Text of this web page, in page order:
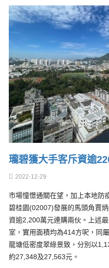
瓏碧獲大手客斥資逾
2022-12-29
市場憧憬通關在望，加上本地防
碧桂園(02007)發展的馬頭角賈
資逾2,200萬元連購兩伙。上述
室，實用面積均為414方呎，同
龍塘低密度翠綠景致，分別以
約27,348及27,563元。